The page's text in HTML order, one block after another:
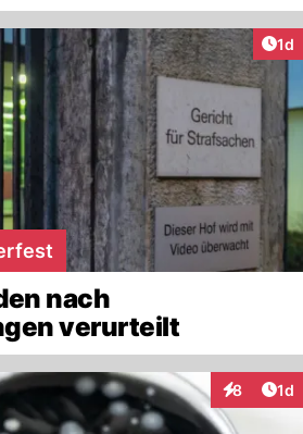
1d
nach
verurteilt
8 1d